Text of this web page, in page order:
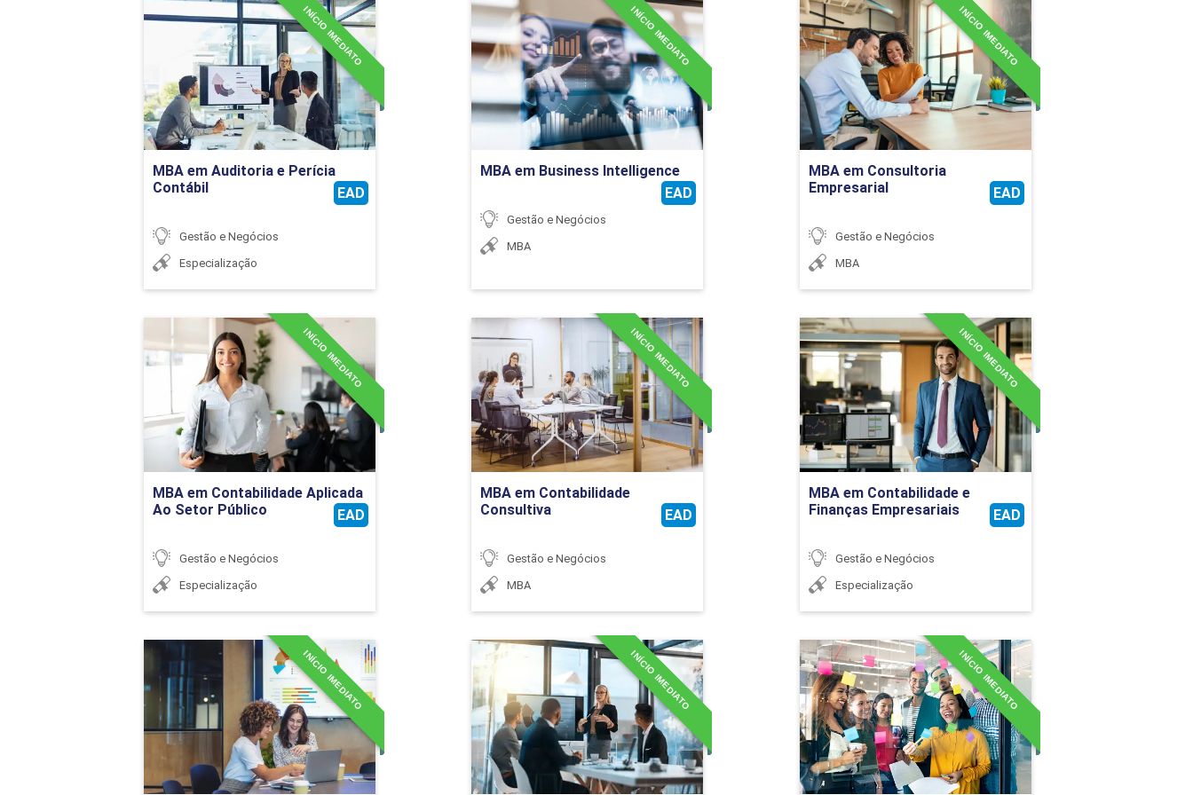
MBA em Auditoria e Perícia
Contábil
EAD
INÍCIO IMEDIATO
Gestão e Negócios
Especialização
MBA em Auditoria e Perícia
Contábil
Detalhes do curso
Ir para Inscrição
MBA em Business Intelligence
EAD
INÍCIO IMEDIATO
Gestão e Negócios
MBA
MBA em Business
Intelligence
Detalhes do curso
Ir para Inscrição
MBA em Consultoria
Empresarial
EAD
INÍCIO IMEDIATO
Gestão e Negócios
MBA
MBA em Consultoria
Empresarial
Detalhes do curso
Ir para Inscrição
MBA em Contabilidade Aplicada
Ao Setor Público
EAD
INÍCIO IMEDIATO
Gestão e Negócios
Especialização
MBA em Contabilidade
Aplicada Ao Setor Público
Detalhes do curso
Ir para Inscrição
MBA em Contabilidade
Consultiva
EAD
INÍCIO IMEDIATO
Gestão e Negócios
MBA
MBA em Contabilidade
Consultiva
Detalhes do curso
Ir para Inscrição
MBA em Contabilidade e
Finanças Empresariais
EAD
INÍCIO IMEDIATO
Gestão e Negócios
Especialização
MBA em Contabilidade e
Finanças Empresariais
Detalhes do curso
Ir para Inscrição
INÍCIO IMEDIATO
MBA em Contabilidade
Internacional
Detalhes do curso
Ir para Inscrição
INÍCIO IMEDIATO
MBA em Controladoria,
Compliance e Auditoria
Detalhes do curso
Ir para Inscrição
INÍCIO IMEDIATO
MBA em Criatividade e
Conhecimento
(Imagineering)
Detalhes do curso